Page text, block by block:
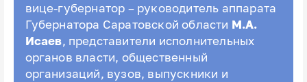
вице-губернатор – руководитель аппарата
Губернатора Саратовской области М.А.
Исаев, представители исполнительных
органов власти, общественный
организаций, вузов, выпускники и